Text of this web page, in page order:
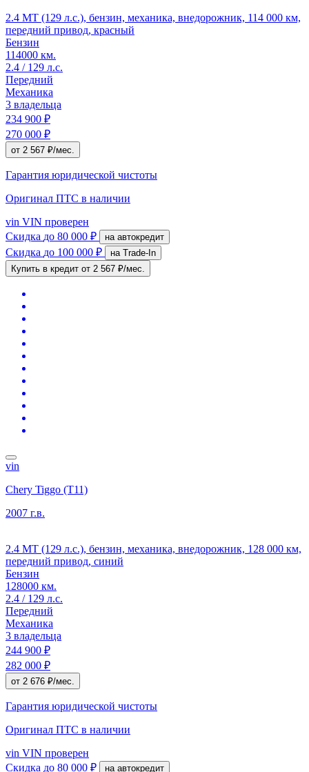
2.4 MT (129 л.с.), бензин, механика, внедорожник, 114 000 км,
передний привод, красный
Бензин
114000 км.
2.4 / 129 л.с.
Передний
Механика
3 владельца
234 900 ₽
270 000 ₽
от 2 567 ₽/мес.
Гарантия юридической чистоты
Оригинал ПТС в наличии
vin VIN проверен
Скидка до 80 000 ₽ на автокредит
Скидка до 100 000 ₽
на Trade-In
Купить в кредит от 2 567 ₽/мес.
vin
Chery Tiggo (T11)
2007 г.в.
2.4 MT (129 л.с.), бензин, механика, внедорожник, 128 000 км,
передний привод, синий
Бензин
128000 км.
2.4 / 129 л.с.
Передний
Механика
3 владельца
244 900 ₽
282 000 ₽
от 2 676 ₽/мес.
Гарантия юридической чистоты
Оригинал ПТС в наличии
vin VIN проверен
Скидка до 80 000 ₽ на автокредит